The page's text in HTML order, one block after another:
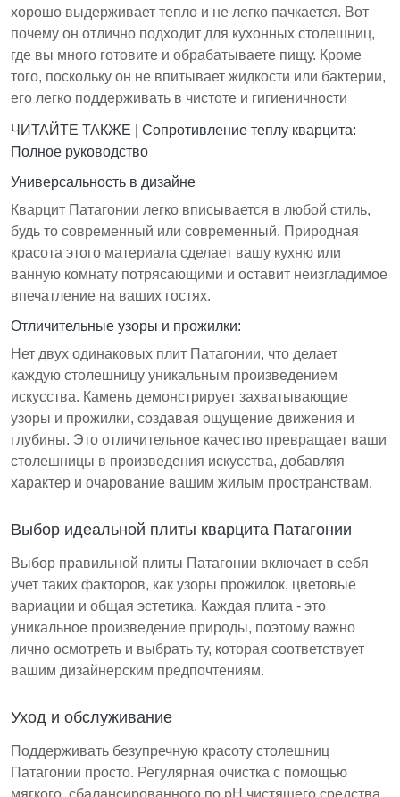
хорошо выдерживает тепло и не легко пачкается. Вот
почему он отлично подходит для кухонных столешниц,
где вы много готовите и обрабатываете пищу. Кроме
того, поскольку он не впитывает жидкости или бактерии,
его легко поддерживать в чистоте и гигиеничности
ЧИТАЙТЕ ТАКЖЕ | Сопротивление теплу кварцита:
Полное руководство
Универсальность в дизайне
Кварцит Патагонии легко вписывается в любой стиль,
будь то современный или современный. Природная
красота этого материала сделает вашу кухню или
ванную комнату потрясающими и оставит неизгладимое
впечатление на ваших гостях.
Отличительные узоры и прожилки:
Нет двух одинаковых плит Патагонии, что делает
каждую столешницу уникальным произведением
искусства. Камень демонстрирует захватывающие
узоры и прожилки, создавая ощущение движения и
глубины. Это отличительное качество превращает ваши
столешницы в произведения искусства, добавляя
характер и очарование вашим жилым пространствам.
Выбор идеальной плиты кварцита Патагонии
Выбор правильной плиты Патагонии включает в себя
учет таких факторов, как узоры прожилок, цветовые
вариации и общая эстетика. Каждая плита - это
уникальное произведение природы, поэтому важно
лично осмотреть и выбрать ту, которая соответствует
вашим дизайнерским предпочтениям.
Уход и обслуживание
Поддерживать безупречную красоту столешниц
Патагонии просто. Регулярная очистка с помощью